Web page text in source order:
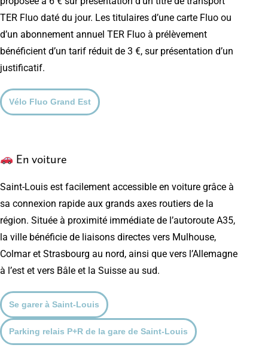
TER Fluo daté du jour. Les titulaires d’une carte Fluo ou
d’un abonnement annuel TER Fluo à prélèvement
bénéficient d’un tarif réduit de 3 €, sur présentation d’un
justificatif.
Vélo Fluo Grand Est
En voiture
Saint-Louis est facilement accessible en voiture grâce à
sa connexion rapide aux grands axes routiers de la
région. Située à proximité immédiate de l’autoroute A35,
la ville bénéficie de liaisons directes vers Mulhouse,
Colmar et Strasbourg au nord, ainsi que vers l’Allemagne
à l’est et vers Bâle et la Suisse au sud.
Se garer à Saint-Louis
Parking relais P+R de la gare de Saint-Louis